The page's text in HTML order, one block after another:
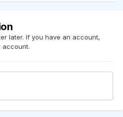
later. If you have an account,
account.